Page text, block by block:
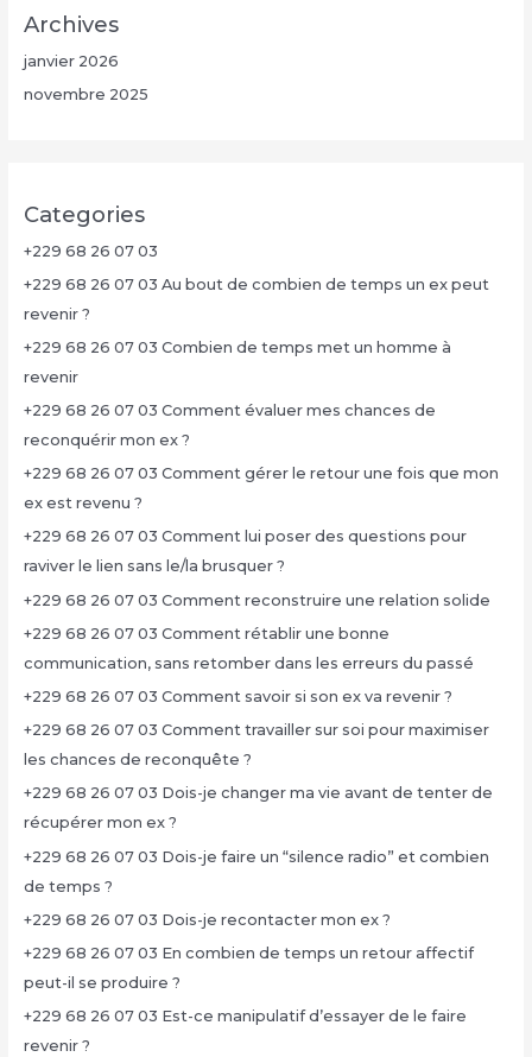
Archives
janvier 2026
novembre 2025
Categories
+229 68 26 07 03
+229 68 26 07 03 Au bout de combien de temps un ex peut
revenir ?
+229 68 26 07 03 Combien de temps met un homme à
revenir
+229 68 26 07 03 Comment évaluer mes chances de
reconquérir mon ex ?
+229 68 26 07 03 Comment gérer le retour une fois que mon
ex est revenu ?
+229 68 26 07 03 Comment lui poser des questions pour
raviver le lien sans le/la brusquer ?
+229 68 26 07 03 Comment reconstruire une relation solide
+229 68 26 07 03 Comment rétablir une bonne
communication, sans retomber dans les erreurs du passé
+229 68 26 07 03 Comment savoir si son ex va revenir ?
+229 68 26 07 03 Comment travailler sur soi pour maximiser
les chances de reconquête ?
+229 68 26 07 03 Dois-je changer ma vie avant de tenter de
récupérer mon ex ?
+229 68 26 07 03 Dois-je faire un “silence radio” et combien
de temps ?
+229 68 26 07 03 Dois-je recontacter mon ex ?
+229 68 26 07 03 En combien de temps un retour affectif
peut-il se produire ?
+229 68 26 07 03 Est-ce manipulatif d’essayer de le faire
revenir ?